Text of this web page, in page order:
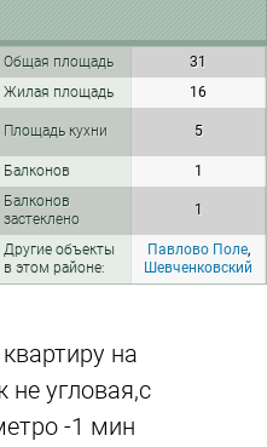
Общая площадь
31
Жилая площадь
16
Площадь кухни 5
Балконов 1
Балконов
застеклено
1
Другие объекты
в этом районе:
Павлово Поле,
Шевченковский
на
угловая,с
-1 мин